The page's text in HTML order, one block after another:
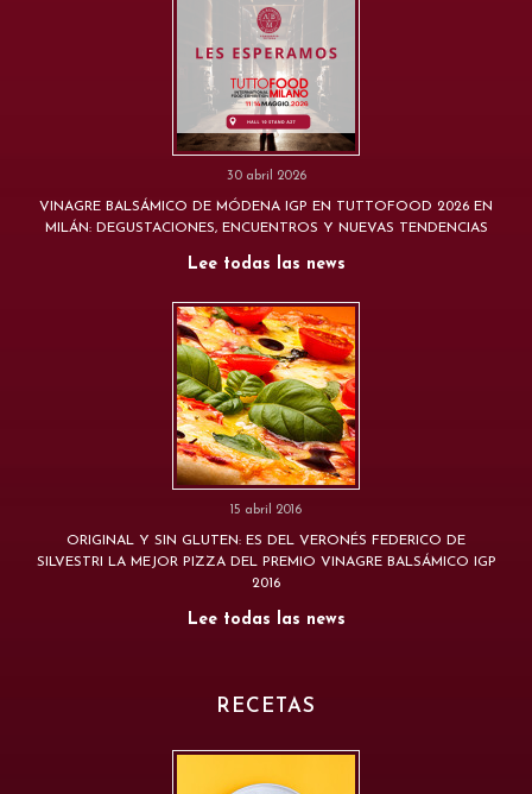
30 abril 2026
VINAGRE BALSÁMICO DE MÓDENA IGP EN TUTTOFOOD 2026 EN
MILÁN: DEGUSTACIONES, ENCUENTROS Y NUEVAS TENDENCIAS
Lee todas las news
15 abril 2016
ORIGINAL Y SIN GLUTEN: ES DEL VERONÉS FEDERICO DE
SILVESTRI LA MEJOR PIZZA DEL PREMIO VINAGRE BALSÁMICO IGP
2016
Lee todas las news
RECETAS